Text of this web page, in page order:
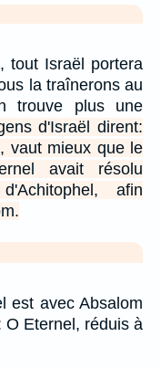
tout Israël portera
la traînerons au
trouve plus une
d'Israël dirent:
vaut mieux que le
avait résolu
afin
est avec Absalom
O Eternel, réduis à